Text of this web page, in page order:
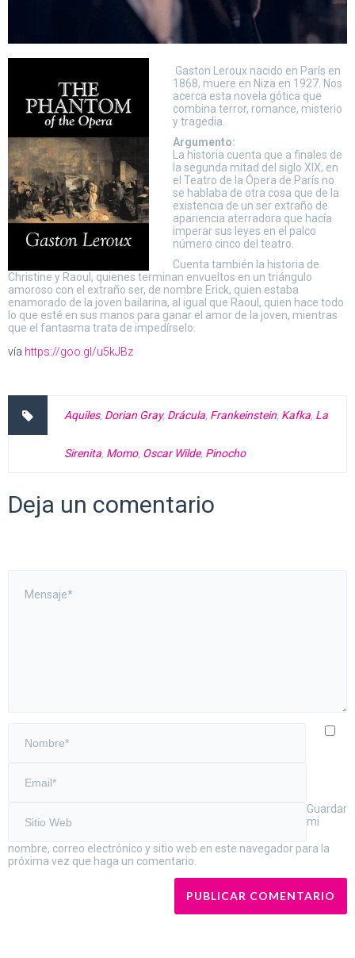
Gaston Leroux nacido en París en
1868, muere en Niza en 1927. Nos
acerca esta novela gótica que
combina terror, romance, misterio
y tragedia.
Argumento:
La historia cuenta que a finales de
la segunda mitad del siglo XIX, en
el Teatro de la Ópera de París no
se hablaba de otra cosa que de la
existencia de un ser extraño de
apariencia aterradora que hacía
imperar sus leyes en el palco
número cinco del teatro.
Cuenta también la historia de
Christine y Raoul, quienes terminan envueltos en un triángulo
amoroso con el extraño ser, de nombre Erick, quien estaba
enamorado de la joven bailarina, al igual que Raoul, quien hace todo
lo que esté en sus manos para ganar el amor de la joven, mientras
que el fantasma trata de impedírselo.
vía https://goo.gl/u5kJBz
Aquiles, Dorian Gray, Drácula, Frankeinstein, Kafka, La
Sirenita, Momo, Oscar Wilde, Pinocho
Deja un comentario
Guardar
mi
nombre, correo electrónico y sitio web en este navegador para la
próxima vez que haga un comentario.